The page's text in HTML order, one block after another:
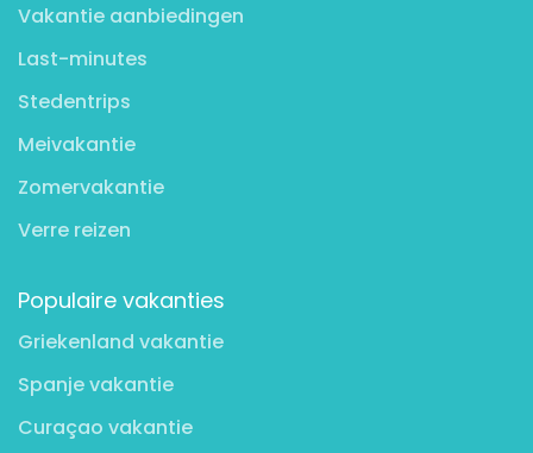
Vakantie aanbiedingen
Last-minutes
Stedentrips
Meivakantie
Zomervakantie
Verre reizen
Populaire vakanties
Griekenland vakantie
Spanje vakantie
Curaçao vakantie